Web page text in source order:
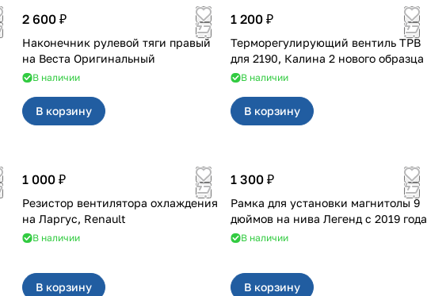
2 600 ₽
Наконечник рулевой тяги правый
на Веста Оригинальный
В наличии
В корзину
1 200 ₽
Терморегулирующий вентиль ТРВ
для 2190, Калина 2 нового образца
В наличии
В корзину
1 000 ₽
Резистор вентилятора охлаждения
на Ларгус, Renault
В наличии
В корзину
1 300 ₽
Рамка для установки магнитолы 9
дюймов на нива Легенд с 2019 года
В наличии
В корзину